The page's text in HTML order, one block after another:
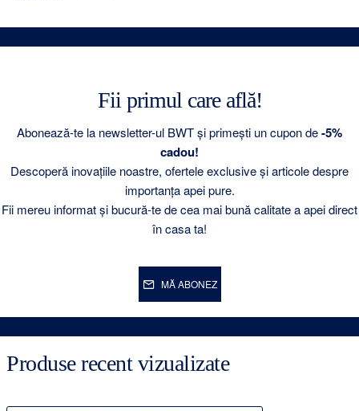
Fii primul care află!
Abonează-te la newsletter-ul BWT și primești un cupon de-5%
cadou!
Descoperă inovațiile noastre, ofertele exclusive și articole despre
importanța apei pure.
Fii mereu informat și bucură-te de cea mai bună calitate a apei direct
în casa ta!
MĂ ABONEZ
Produse recent vizualizate